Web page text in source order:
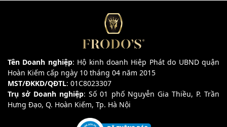
Tên Doanh nghiệp: Hộ kinh doanh Hiệp Phát do UBND quận
Hoàn Kiếm cấp ngày 10 tháng 04 năm 2015
MST/ĐKKD/QĐTL: 01C8023307
Trụ sở Doanh nghiệp: Số 01 phố Nguyễn Gia Thiều, P. Trần
Hưng Đạo, Q. Hoàn Kiếm, Tp. Hà Nội